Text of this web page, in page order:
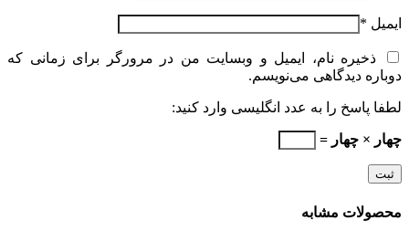
ایمیل *
ذخیره نام، ایمیل و وبسایت من در مرورگر برای زمانی که
دوباره دیدگاهی می‌نویسم.
لطفا پاسخ را به عدد انگلیسی وارد کنید:
چهار × چهار =
محصولات مشابه